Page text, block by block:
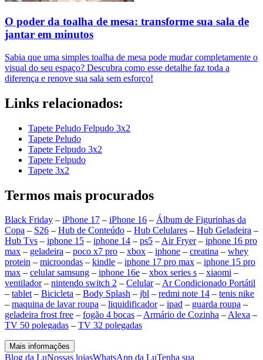
O poder da toalha de mesa: transforme sua sala de
jantar em minutos
Sabia que uma simples toalha de mesa pode mudar completamente o
visual do seu espaço? Descubra como esse detalhe faz toda a
diferença e renove sua sala sem esforço!
Links relacionados:
Tapete Peludo Felpudo 3x2
Tapete Peludo
Tapete Felpudo 3x2
Tapete Felpudo
Tapete 3x2
Termos mais procurados
Black Friday – iPhone 17 – iPhone 16 – Álbum de Figurinhas da
Copa – S26 – Hub de Conteúdo – Hub Celulares – Hub Geladeira –
Hub Tvs – iphone 15 – iphone 14 – ps5 –Air Fryer– iphone 16 pro
max – geladeira – poco x7 pro – xbox – iphone – creatina – whey
protein – microondas – kindle – iphone 17 pro max – iphone 15 pro
max – celular samsung – iphone 16e – xbox series s – xiaomi –
ventilador– nintendo switch 2 – Celular–Ar Condicionado Portátil
– tablet– Bicicleta – Body Splash – jbl – redmi note 14 – tenis nike
– maquina de lavar roupa – liquidificador– ipad – guarda roupa –
geladeira frost free – fogão 4 bocas –Armário de Cozinha –Alexa –
TV 50 polegadas – TV 32 polegadas
Mais informações
Blog da LuNossas lojasWhatsApp da LuTenha sua